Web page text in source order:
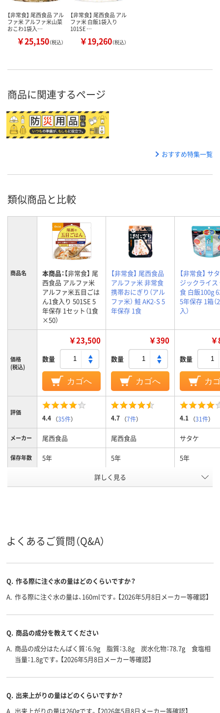
【非常食】 尾西食品 アル
ファ米 アルファ米山菜
おこわ1袋入…
￥25,150（税込）
【非常食】 尾西食品 アル
ファ米 白飯1袋入り
101SE …
￥19,260（税込）
商品に関連するページ
おすすめ特集一覧
類似商品と比較
商品名 本商品：【非常食】 尾
西食品 アルファ米
アルファ米五目ごは
ん1食入り 501SE 5
年保存 1セット（1食
×50）
【非常食】 尾西食品
アルファ米 非常食
携帯おにぎり（アル
ファ米） 鮭 AK2-S 5
年保存 1食
【非常食】 サ
ジックライス
食 白飯100g
5年保存 1箱（
入）
価格
(税込)
￥23,500
数量
カゴへ
￥390
数量
カゴへ
数量
カ
評価
4.4 （35件） 4.7 （7件） 4.1 （31件）
メーカー 尾西食品 尾西食品 サタケ
保存年数 5年 5年 5年
10
詳しく見る
よくあるご質問（Q&A）
Q. 作る際に注ぐ水の量はどのくらいですか？
A. 作る際に注ぐ水の量は、160mlです。【2026年5月8日メーカー等確認】
Q. 商品の成分を教えてください
A. 商品の成分はたんぱく質：6.9g 脂質：3.8g 炭水化物：78.7g 食塩相
当量：1.8gです。【2026年5月8日メーカー等確認】
Q. 出来上がりの量はどのくらいですか？
A. 出来上がりの量は260gです。【2026年5月8日メーカー等確認】